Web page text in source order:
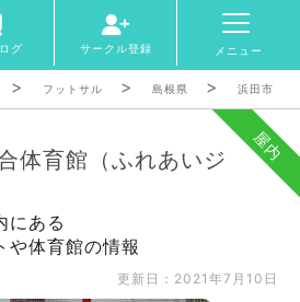
グ サークル登録 メニュー
フットサル 島根県 浜田市
屋内
体育館（ふれあいジ
にある
や体育館の情報
更新日：2021年7月10日